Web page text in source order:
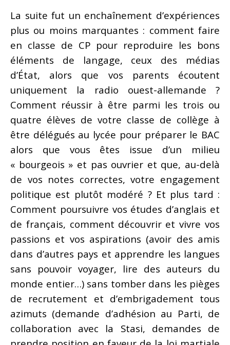
La suite fut un enchaînement d’expériences
plus ou moins marquantes : comment faire
en classe de CP pour reproduire les bons
éléments de langage, ceux des médias
d’État, alors que vos parents écoutent
uniquement la radio ouest-allemande ?
Comment réussir à être parmi les trois ou
quatre élèves de votre classe de collège à
être délégués au lycée pour préparer le BAC
alors que vous êtes issue d’un milieu
« bourgeois » et pas ouvrier et que, au-delà
de vos notes correctes, votre engagement
politique est plutôt modéré ? Et plus tard :
Comment poursuivre vos études d’anglais et
de français, comment découvrir et vivre vos
passions et vos aspirations (avoir des amis
dans d’autres pays et apprendre les langues
sans pouvoir voyager, lire des auteurs du
monde entier…) sans tomber dans les pièges
de recrutement et d’embrigadement tous
azimuts (demande d’adhésion au Parti, de
collaboration avec la Stasi, demandes de